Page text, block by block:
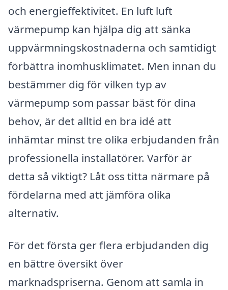
och energieffektivitet. En luft luft
värmepump kan hjälpa dig att sänka
uppvärmningskostnaderna och samtidigt
förbättra inomhusklimatet. Men innan du
bestämmer dig för vilken typ av
värmepump som passar bäst för dina
behov, är det alltid en bra idé att
inhämtar minst tre olika erbjudanden från
professionella installatörer. Varför är
detta så viktigt? Låt oss titta närmare på
fördelarna med att jämföra olika
alternativ.
För det första ger flera erbjudanden dig
en bättre översikt över
marknadspriserna. Genom att samla in